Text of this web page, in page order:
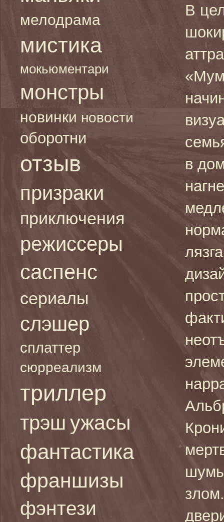
мелодрама
мистика
мокьюментари
монстры
новинки новости
оборотни
отзыв
призраки
приключения
режиссеры
саспенс
сериалы
слэшер
сплаттер
сюрреализм
триллер
трэш ужасы
фантастика
франшизы
фэнтези
В
в